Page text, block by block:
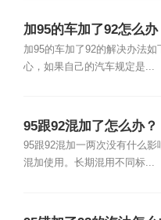
加95的车加了92怎么办
加95的车加了92的解决办法如
心，如果自己的汽车规定是...
95跟92混加了怎么办？
95跟92混加一两次没有什么影
混加使用。长期混用不同标...